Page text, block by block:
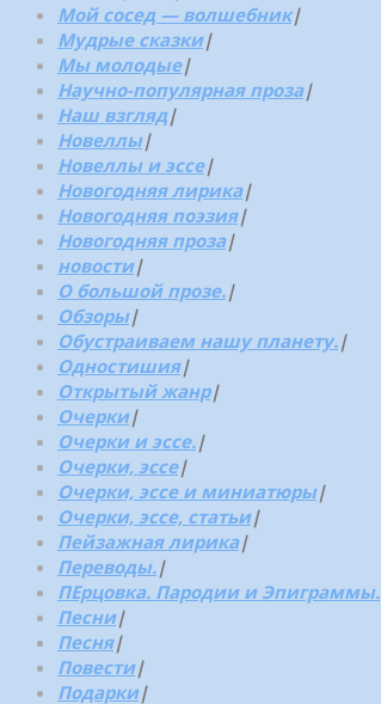
Мой сосед — волшебник|
Мудрые сказки|
Мы молодые|
Научно-популярная проза|
Наш взгляд|
Новеллы|
Новеллы и эссе|
Новогодняя лирика|
Новогодняя поэзия|
Новогодняя проза|
новости|
О большой прозе.|
Обзоры|
Обустраиваем нашу планету.|
Одностишия|
Открытый жанр|
Очерки|
Очерки и эссе.|
Очерки, эссе|
Очерки, эссе и миниатюры|
Очерки, эссе, статьи|
Пейзажная лирика|
Переводы.|
ПЕрцовка. Пародии и Эпиграммы.
Песни|
Песня|
Повести|
Подарки|